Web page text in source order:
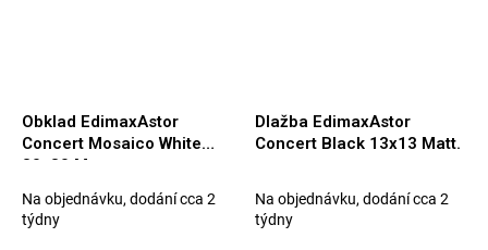
Obklad EdimaxAstor
Concert Mosaico White
30x30 Matt.
Na objednávku, dodání cca 2
týdny
Dlažba EdimaxAstor
Concert Black 13x13 Matt.
Na objednávku, dodání cca 2
týdny